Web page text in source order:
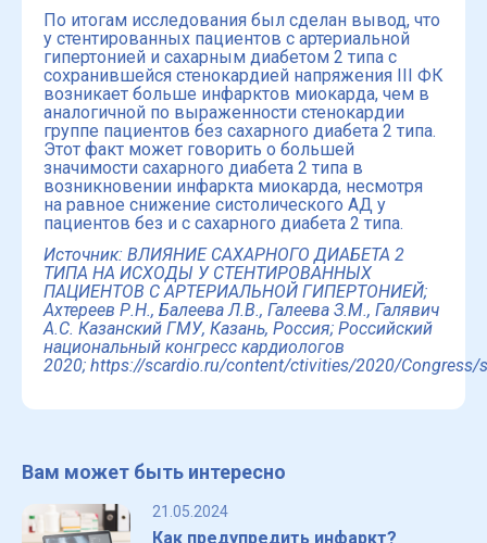
По итогам исследования был сделан вывод, что
у стентированных пациентов с артериальной
гипертонией и сахарным диабетом 2 типа с
сохранившейся стенокардией напряжения III ФК
возникает больше инфарктов миокарда, чем в
аналогичной по выраженности стенокардии
группе пациентов без сахарного диабета 2 типа.
Этот факт может говорить о большей
значимости сахарного диабета 2 типа в
возникновении инфаркта миокарда, несмотря
на равное снижение систолического АД у
пациентов без и с сахарного диабета 2 типа.
Источник: ВЛИЯНИЕ САХАРНОГО ДИАБЕТА 2
ТИПА НА ИСХОДЫ У СТЕНТИРОВАННЫХ
ПАЦИЕНТОВ С АРТЕРИАЛЬНОЙ ГИПЕРТОНИЕЙ;
Ахтереев Р.Н., Балеева Л.В., Галеева З.М., Галявич
А.С. Казанский ГМУ, Казань, Россия; Российский
национальный конгресс кардиологов
2020; https://scardio.ru/content/ctivities/2020/Congress/
Вам может быть интересно
21.05.2024
Как предупредить инфаркт?